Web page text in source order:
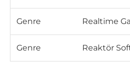
Genre Realtime
Genre Reaktör